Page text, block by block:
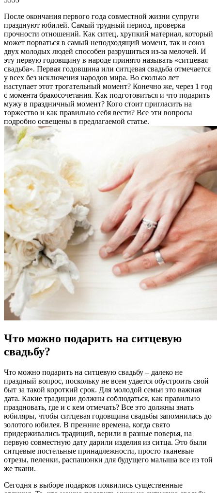
После окончания первого года совместной жизни супруги
празднуют юбилей. Самый трудный период, проверка
прочности отношений. Как ситец, хрупкий материал, который
может порваться в самый неподходящий момент, так и союз
двух молодых людей способен разрушиться из-за мелочей. И
эту первую годовщину в народе принято называть «ситцевая
свадьба». Первая годовщина или ситцевая свадьба отмечается
у всех без исключения народов мира. Во сколько лет
наступает этот трогательный момент? Конечно же, через 1 год
с момента бракосочетания. Как подготовиться и что подарить
мужу в праздничный момент? Кого стоит пригласить на
торжество и как правильно себя вести? Все эти вопросы
подробно освещены в предлагаемой статье.
Что можно подарить на ситцевую
свадьбу?
Что можно подарить на ситцевую свадьбу – далеко не
праздный вопрос, поскольку не всем удается обустроить свой
быт за такой короткий срок. Для молодой семьи это важная
дата. Какие традиции должны соблюдаться, как правильно
праздновать, где и с кем отмечать? Все это должны знать
юбиляры, чтобы ситцевая годовщина свадьбы запомнилась до
золотого юбилея. В прежние времена, когда свято
придерживались традиций, верили в разные поверья, на
первую совместную дату дарили изделия из ситца. Это были
ситцевые постельные принадлежности, просто тканевые
отрезы, пеленки, распашонки для будущего малыша все из той
же ткани.
Сегодня в выборе подарков появились существенные